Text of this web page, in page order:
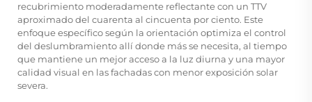
recubrimiento moderadamente reflectante con un TTV
aproximado del cuarenta al cincuenta por ciento. Este
enfoque específico según la orientación optimiza el control
del deslumbramiento allí donde más se necesita, al tiempo
que mantiene un mejor acceso a la luz diurna y una mayor
calidad visual en las fachadas con menor exposición solar
severa.